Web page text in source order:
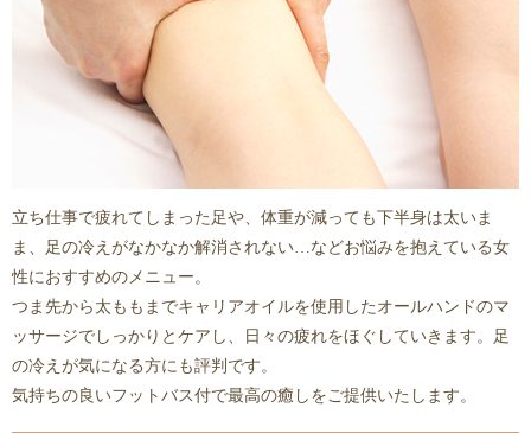
立ち仕事で疲れてしまった足や、体重が減っても下半身は太いま
ま、足の冷えがなかなか解消されない…などお悩みを抱えている女
性におすすめのメニュー。
つま先から太ももまでキャリアオイルを使用したオールハンドのマ
ッサージでしっかりとケアし、日々の疲れをほぐしていきます。足
の冷えが気になる方にも評判です。
気持ちの良いフットバス付で最高の癒しをご提供いたします。